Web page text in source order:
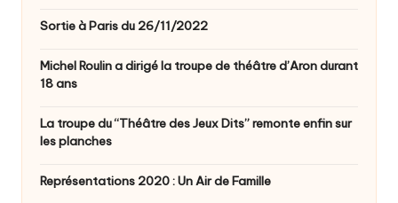
Sortie à Paris du 26/11/2022
Michel Roulin a dirigé la troupe de théâtre d’Aron durant
18 ans
La troupe du “Théâtre des Jeux Dits” remonte enfin sur
les planches
Représentations 2020 : Un Air de Famille